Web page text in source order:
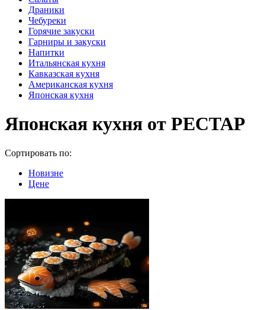
Драники
Чебуреки
Горячие закуски
Гарниры и закуски
Напитки
Итальянская кухня
Кавказская кухня
Американская кухня
Японская кухня
Японская кухня от РЕСТАР
Сортировать по:
Новизне
Цене